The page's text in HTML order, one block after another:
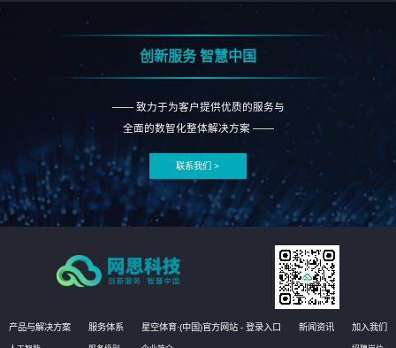
创新服务 智慧中国
—— 致力于为客户提供优质的服务与
全面的数智化整体解决方案 ——
联系我们 >
产品与解决方案 服务体系 星空体育·(中国)官方网站 - 登录入口 新闻资讯 加入我们